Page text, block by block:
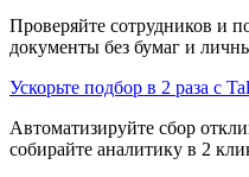
Проверяйте сотрудников и
документы без бумаг и
Ускорьте подбор в 2 раза с
Автоматизируйте сбор
собирайте аналитику в 2